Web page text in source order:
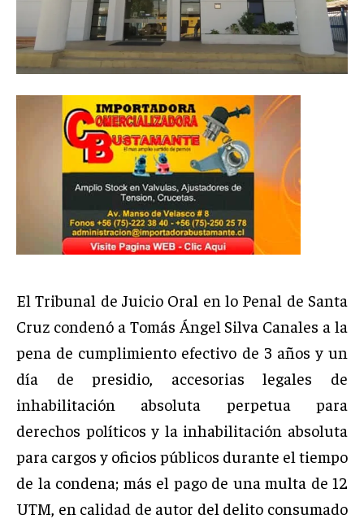
El Tribunal de Juicio Oral en lo Penal de Santa
Cruz condenó a Tomás Ángel Silva Canales a la
pena de cumplimiento efectivo de 3 años y un
día de presidio, accesorias legales de
inhabilitación absoluta perpetua para
derechos políticos y la inhabilitación absoluta
para cargos y oficios públicos durante el tiempo
de la condena; más el pago de una multa de 12
UTM, en calidad de autor del delito consumado